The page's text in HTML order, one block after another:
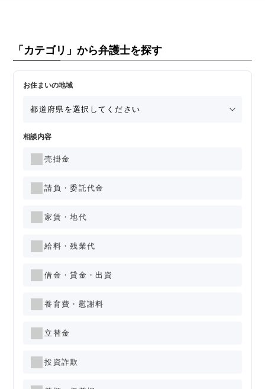
「カテゴリ」から弁護士を探す
お住まいの地域
相談内容
売掛金
請負・委託代金
家賃・地代
給料・残業代
借金・貸金・出資
養育費・慰謝料
立替金
投資詐欺